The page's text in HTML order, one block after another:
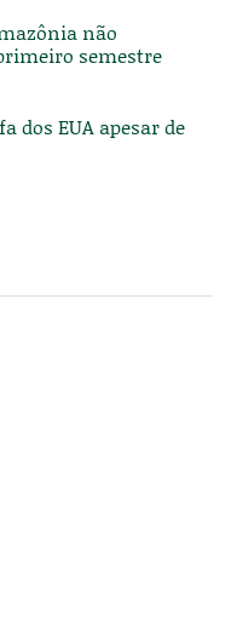
não
semestre
dos EUA apesar de